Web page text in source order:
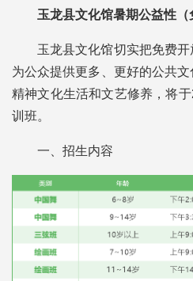
玉龙县文化馆暑期公益性
玉龙县文化馆切实把免费
为公众提供更多、更好的公共
精神文化生活和文艺修养，将
训班。
一、招生内容